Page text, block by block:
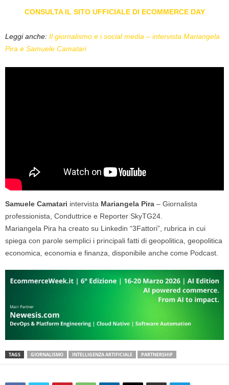
CONSULTA IL SITO UFFICIALE DI ECOMMERCE DAY
Leggi anche: Il giornalismo e i social media – intervista Mariangela
Pira e Samuele Camatari
Samuele Camatari intervista Mariangela Pira – Giornalista
professionista, Conduttrice e Reporter SkyTG24.
Mariangela Pira ha creato su Linkedin “3Fattori”, rubrica in cui
spiega con parole semplici i principali fatti di geopolitica, geopolitica
economica, economia e finanza, disponibile anche come Podcast.
TAGS GIORNALISMO INTELLIGENZA ARTIFICIALE PARTNERSHIP